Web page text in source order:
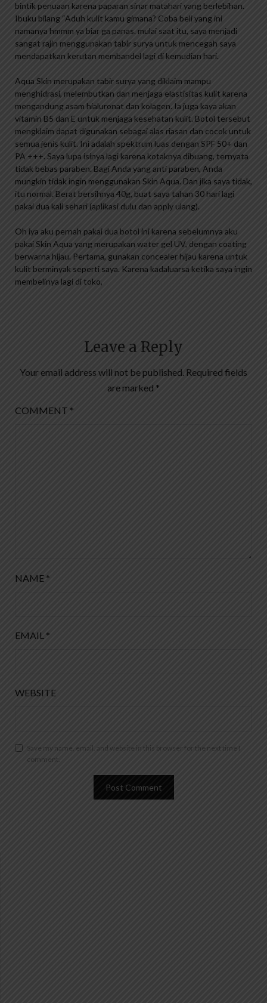
bintik penuaan karena paparan sinar matahari yang berlebihan.
Ibuku bilang “Aduh kulit kamu gimana? Coba beli yang ini
namanya hmmm ya biar ga panas. mulai saat itu, saya menjadi
sangat rajin menggunakan tabir surya untuk mencegah saya
mendapatkan kerutan membandel lagi di kemudian hari.
Aqua Skin merupakan tabir surya yang diklaim mampu
menghidrasi, melembutkan dan menjaga elastisitas kulit karena
mengandung asam hialuronat dan kolagen. Ia juga kaya akan
vitamin B5 dan E untuk menjaga kesehatan kulit. Botol tersebut
mengklaim dapat digunakan sebagai alas riasan dan cocok untuk
semua jenis kulit. Ini adalah spektrum luas dengan SPF 50+ dan
PA +++. Saya lupa isinya lagi karena kotaknya dibuang, ternyata
tidak bebas paraben. Bagi Anda yang anti paraben, Anda
mungkin tidak ingin menggunakan Skin Aqua. Dan jika saya tidak,
itu normal. Berat bersihnya 40g, buat saya tahan 30 hari lagi
pakai dua kali sehari (aplikasi dulu dan apply ulang).
Oh iya aku pernah pakai dua botol ini karena sebelumnya aku
pakai Skin Aqua yang merupakan water gel UV, dengan coating
berwarna hijau. Pertama, gunakan concealer hijau karena untuk
kulit berminyak seperti saya. Karena kadaluarsa ketika saya ingin
membelinya lagi di toko,
Leave a Reply
Your email address will not be published. Required fields
are marked *
COMMENT *
NAME *
EMAIL *
WEBSITE
Save my name, email, and website in this browser for the next time I
comment.